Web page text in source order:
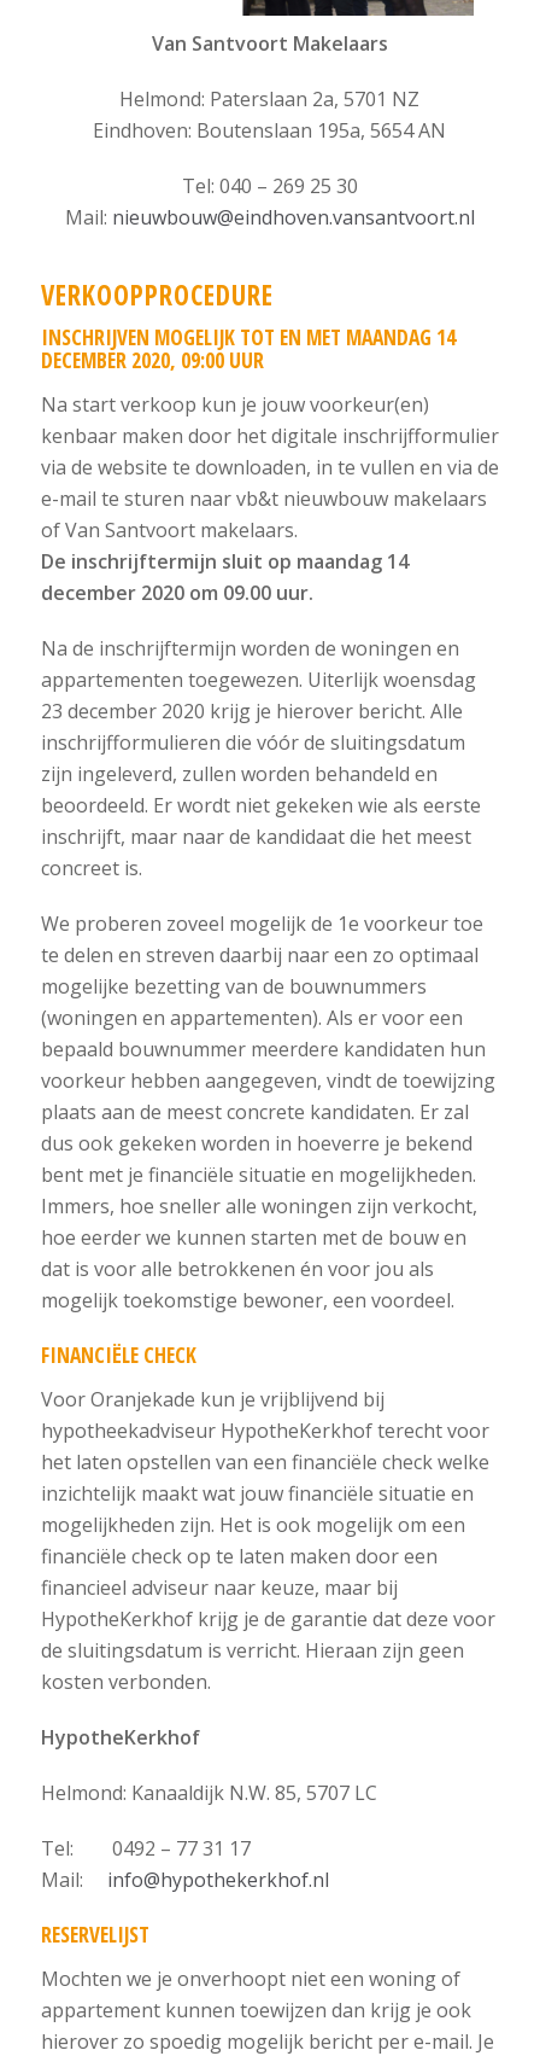
Van Santvoort Makelaars
Helmond: Paterslaan 2a, 5701 NZ
Eindhoven: Boutenslaan 195a, 5654 AN
Tel: 040 – 269 25 30
Mail: nieuwbouw@eindhoven.vansantvoort.nl
VERKOOPPROCEDURE
INSCHRIJVEN MOGELIJK TOT EN MET MAANDAG 14
DECEMBER 2020, 09:00 UUR
Na start verkoop kun je jouw voorkeur(en)
kenbaar maken door het digitale inschrijfformulier
via de website te downloaden, in te vullen en via de
e-mail te sturen naar vb&t nieuwbouw makelaars
of Van Santvoort makelaars.
De inschrijftermijn sluit op maandag 14
december 2020 om 09.00 uur.
Na de inschrijftermijn worden de woningen en
appartementen toegewezen. Uiterlijk woensdag
23 december 2020 krijg je hierover bericht. Alle
inschrijfformulieren die vóór de sluitingsdatum
zijn ingeleverd, zullen worden behandeld en
beoordeeld. Er wordt niet gekeken wie als eerste
inschrijft, maar naar de kandidaat die het meest
concreet is.
We proberen zoveel mogelijk de 1e voorkeur toe
te delen en streven daarbij naar een zo optimaal
mogelijke bezetting van de bouwnummers
(woningen en appartementen). Als er voor een
bepaald bouwnummer meerdere kandidaten hun
voorkeur hebben aangegeven, vindt de toewijzing
plaats aan de meest concrete kandidaten. Er zal
dus ook gekeken worden in hoeverre je bekend
bent met je financiële situatie en mogelijkheden.
Immers, hoe sneller alle woningen zijn verkocht,
hoe eerder we kunnen starten met de bouw en
dat is voor alle betrokkenen én voor jou als
mogelijk toekomstige bewoner, een voordeel.
FINANCIËLE CHECK
Voor Oranjekade kun je vrijblijvend bij
hypotheekadviseur HypotheKerkhof terecht voor
het laten opstellen van een financiële check welke
inzichtelijk maakt wat jouw financiële situatie en
mogelijkheden zijn. Het is ook mogelijk om een
financiële check op te laten maken door een
financieel adviseur naar keuze, maar bij
HypotheKerkhof krijg je de garantie dat deze voor
de sluitingsdatum is verricht. Hieraan zijn geen
kosten verbonden.
HypotheKerkhof
Helmond: Kanaaldijk N.W. 85, 5707 LC
Tel: 0492 – 77 31 17
Mail: info@hypothekerkhof.nl
RESERVELIJST
Mochten we je onverhoopt niet een woning of
appartement kunnen toewijzen dan krijg je ook
hierover zo spoedig mogelijk bericht per e-mail. Je